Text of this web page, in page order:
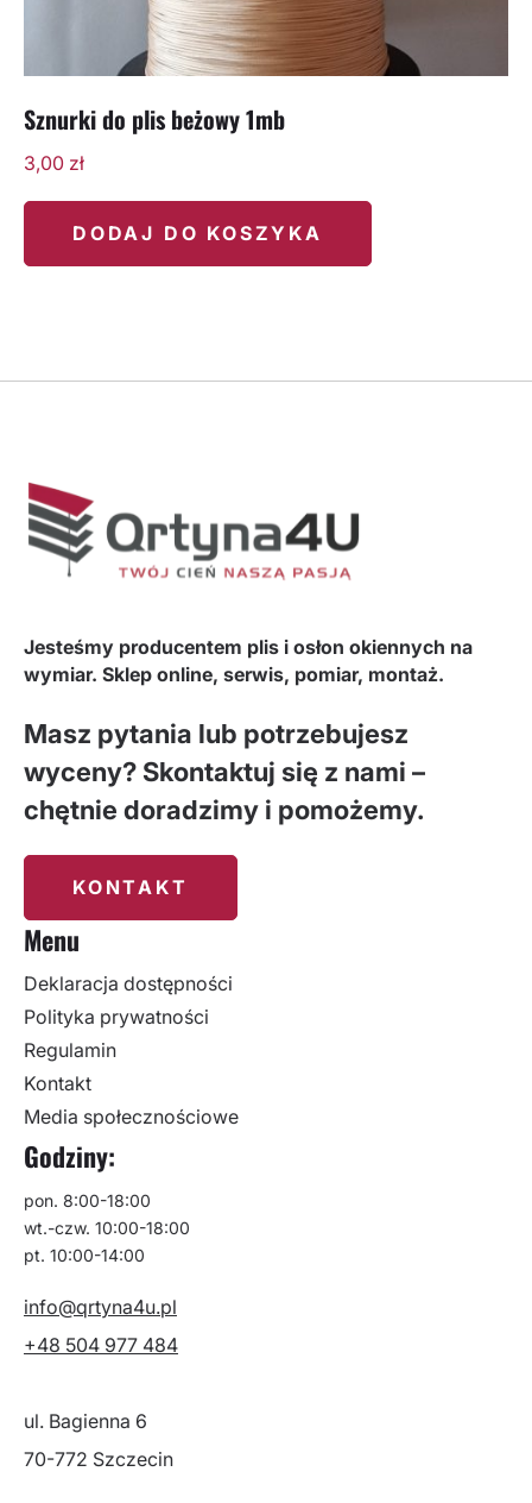
Sznurki do plis beżowy 1mb
3,00 zł
DODAJ DO KOSZYKA
Jesteśmy producentem plis i osłon okiennych na
wymiar. Sklep online, serwis, pomiar, montaż.
Menu
Deklaracja dostępności
Polityka prywatności
Regulamin
Kontakt
Media społecznościowe
Godziny:
pon. 8:00-18:00
wt.-czw. 10:00-18:00
pt. 10:00-14:00
info@qrtyna4u.pl
+48 504 977 484
ul. Bagienna 6
70-772 Szczecin
Masz pytania lub potrzebujesz
wyceny? Skontaktuj się z nami –
chętnie doradzimy i pomożemy.
KONTAKT